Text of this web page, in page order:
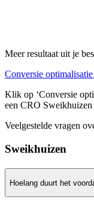
Meer resultaat uit je
Conversie
Klik op ‘Conversie
een CRO
Veelgestelde vragen
Sweikhuizen
Hoelang duurt het